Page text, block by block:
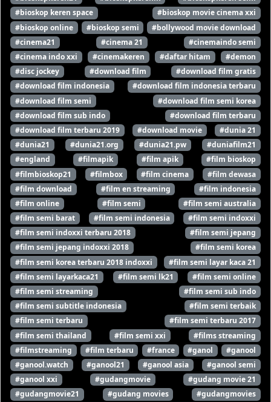
#bioskop keren space
#bioskop movie cinema xxi
#bioskop online
#bioskop semi
#bollywood movie download
#cinema21
#cinema 21
#cinemaindo semi
#cinema indo xxi
#cinemakeren #daftar hitam
#demon
#disc jockey
#download film
#download film gratis
#download film indonesia
#download film indonesia terbaru
#download film semi
#download film semi korea
#download film sub indo
#download film terbaru
#download film terbaru 2019
#download movie
#dunia 21
#dunia21
#dunia21.org #dunia21.pw
#duniafilm21
#england
#filmapik #film apik
#film bioskop
#filmbioskop21
#filmbox #film cinema
#film dewasa
#film download
#film en streaming
#film indonesia
#film online
#film semi
#film semi australia
#film semi barat
#film semi indonesia
#film semi indoxxi
#film semi indoxxi terbaru 2018
#film semi jepang
#film semi jepang indoxxi 2018
#film semi korea
#film semi korea terbaru 2018 indoxxi
#film semi layar kaca 21
#film semi layarkaca21
#film semi lk21
#film semi online
#film semi streaming
#film semi sub indo
#film semi subtitle indonesia
#film semi terbaik
#film semi terbaru
#film semi terbaru 2017
#film semi thailand
#film semi xxi
#films streaming
#filmstreaming
#film terbaru #france #ganol
#ganool
#ganool.watch
#ganool21 #ganool asia
#ganool semi
#ganool xxi
#gudangmovie
#gudang movie 21
#gudangmovie21
#gudang movies
#gudangmovies